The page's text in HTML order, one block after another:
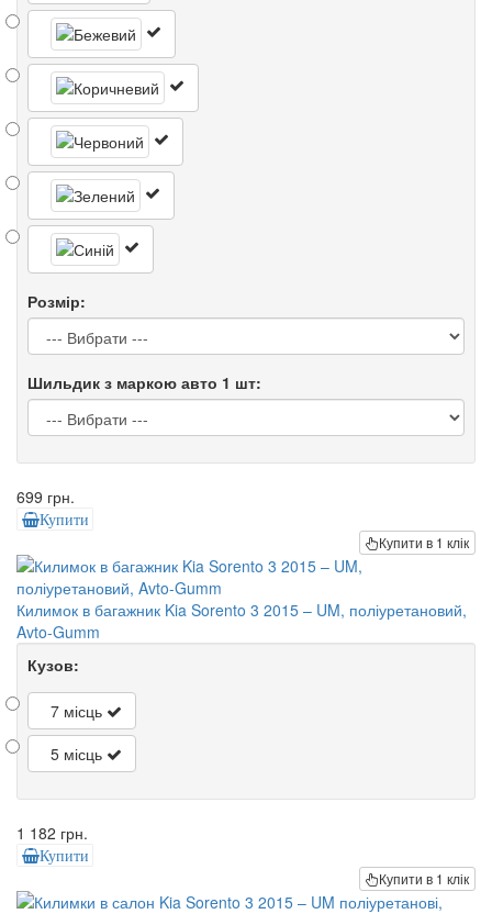
Розмір:
Шильдик з маркою авто 1 шт:
699 грн.
Купити
Купити в 1 клік
Килимок в багажник Kia Sorento 3 2015 – UM, поліуретановий,
Avto-Gumm
Кузов:
7 місць
5 місць
1 182 грн.
Купити
Купити в 1 клік